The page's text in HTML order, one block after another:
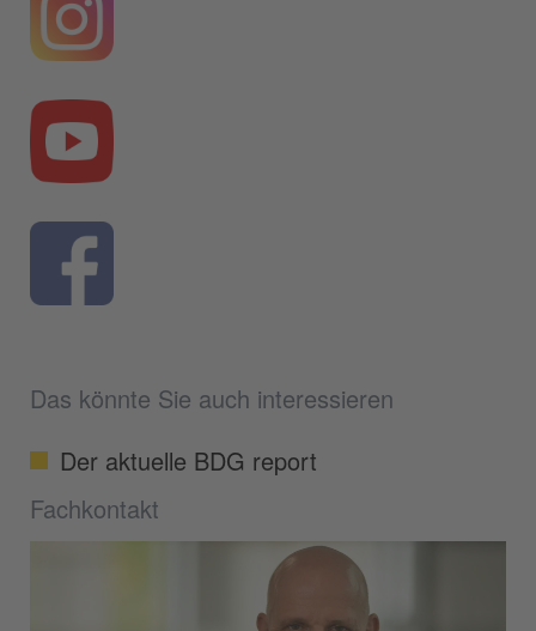
Das könnte Sie auch interessieren
Der aktuelle BDG report
Fachkontakt